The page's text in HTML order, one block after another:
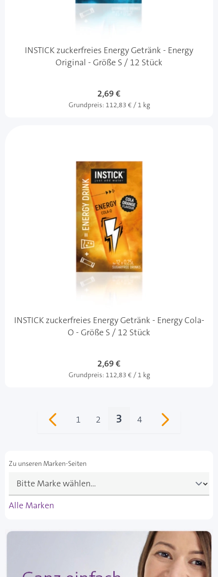
INSTICK zuckerfreies Energy Getränk - Energy
Original - Größe S / 12 Stück
2,69 €
Grundpreis: 112,83 € / 1 kg
INSTICK zuckerfreies Energy Getränk - Energy Cola-
O - Größe S / 12 Stück
2,69 €
Grundpreis: 112,83 € / 1 kg
Seite
1 Seite
2 Sie lesen gerade
3 Seite
4
Zu unseren Marken-Seiten
Alle Marken